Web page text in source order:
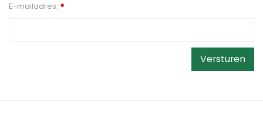
E-mailadres: *